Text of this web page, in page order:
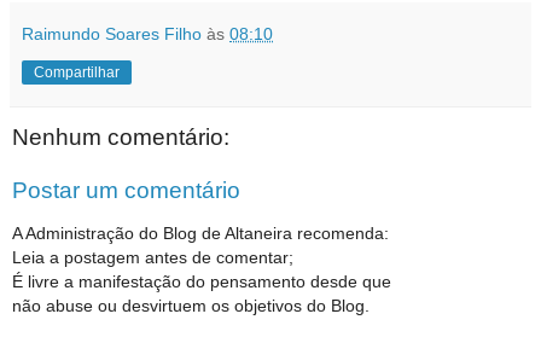
Raimundo Soares Filho às 08:10
Compartilhar
Nenhum comentário:
Postar um comentário
A Administração do Blog de Altaneira recomenda:
Leia a postagem antes de comentar;
É livre a manifestação do pensamento desde que
não abuse ou desvirtuem os objetivos do Blog.